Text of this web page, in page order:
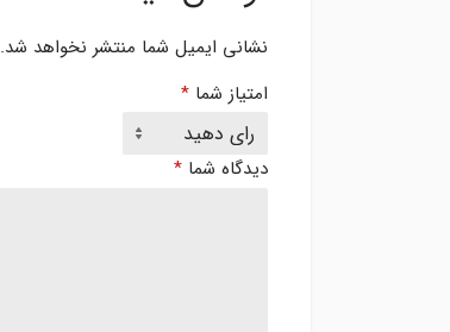
نشانی ایمیل شما منتشر نخواهد شد.
امتیاز شما *
دیدگاه شما *